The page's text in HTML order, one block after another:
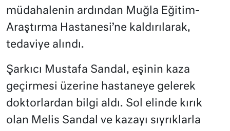
müdahalenin ardından Muğla Eğitim-
Araştırma Hastanesi’ne kaldırılarak,
tedaviye alındı.
Şarkıcı Mustafa Sandal, eşinin kaza
geçirmesi üzerine hastaneye gelerek
doktorlardan bilgi aldı. Sol elinde kırık
olan Melis Sandal ve kazayı sıyrıklarla